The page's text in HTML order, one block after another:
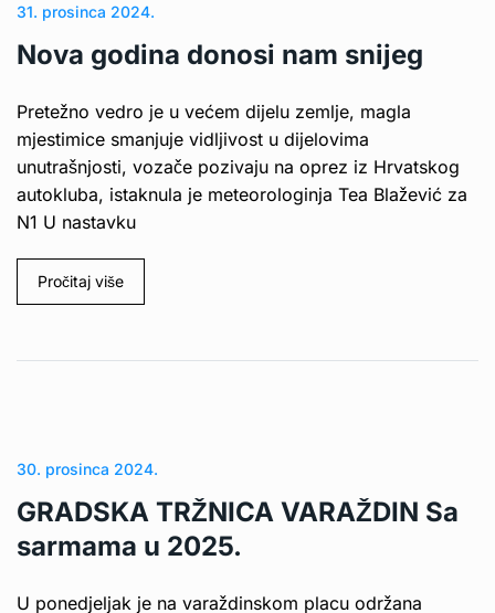
31. prosinca 2024.
Nova godina donosi nam snijeg
Pretežno vedro je u većem dijelu zemlje, magla
mjestimice smanjuje vidljivost u dijelovima
unutrašnjosti, vozače pozivaju na oprez iz Hrvatskog
autokluba, istaknula je meteorologinja Tea Blažević za
N1 U nastavku
Pročitaj više
30. prosinca 2024.
GRADSKA TRŽNICA VARAŽDIN Sa
sarmama u 2025.
U ponedjeljak je na varaždinskom placu održana